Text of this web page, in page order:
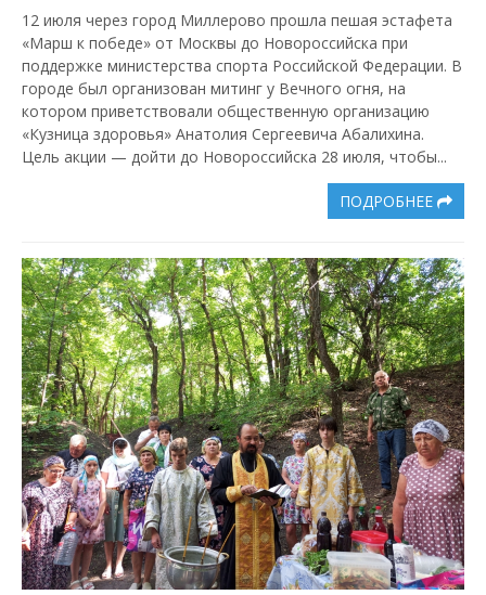
12 июля через город Миллерово прошла пешая эстафета
«Марш к победе» от Москвы до Новороссийска при
поддержке министерства спорта Российской Федерации. В
городе был организован митинг у Вечного огня, на
котором приветствовали общественную организацию
«Кузница здоровья» Анатолия Сергеевича Абалихина.
Цель акции — дойти до Новороссийска 28 июля, чтобы...
ПОДРОБНЕЕ